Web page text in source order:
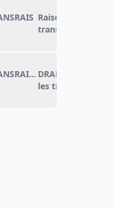
Raison
transports en
DRAP_Raison
les transports en